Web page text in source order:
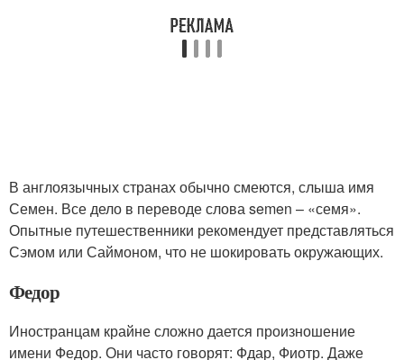
В англоязычных странах обычно смеются, слыша имя
Семен. Все дело в переводе слова semen – «семя».
Опытные путешественники рекомендует представляться
Сэмом или Саймоном, что не шокировать окружающих.
Федор
Иностранцам крайне сложно дается произношение
имени Федор. Они часто говорят: Фдар, Фиотр. Даже